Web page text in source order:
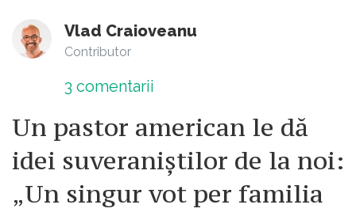
Vlad Craioveanu
Contributor
3 comentarii
Un pastor american le dă
idei suveraniștilor de la noi:
„Un singur vot per familia